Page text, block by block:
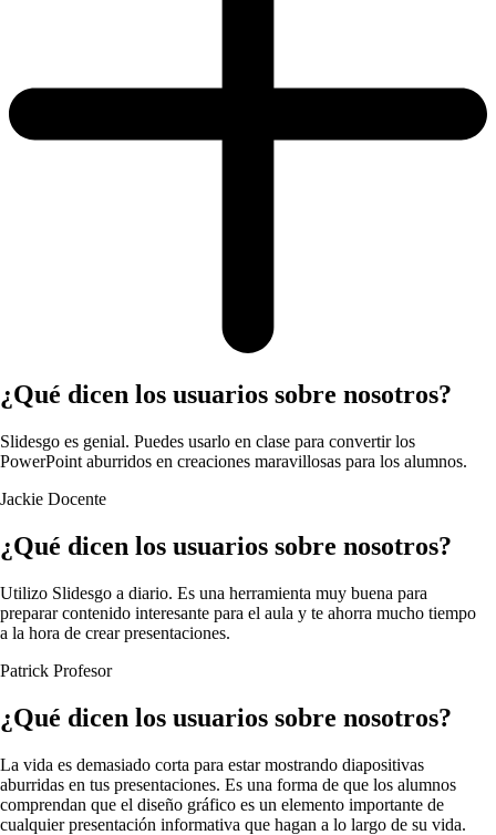
¿Qué dicen los usuarios sobre nosotros?
Slidesgo es genial. Puedes usarlo en clase para convertir los
PowerPoint aburridos en creaciones maravillosas para los alumnos.
Jackie Docente
¿Qué dicen los usuarios sobre nosotros?
Utilizo Slidesgo a diario. Es una herramienta muy buena para
preparar contenido interesante para el aula y te ahorra mucho tiempo
a la hora de crear presentaciones.
Patrick Profesor
¿Qué dicen los usuarios sobre nosotros?
La vida es demasiado corta para estar mostrando diapositivas
aburridas en tus presentaciones. Es una forma de que los alumnos
comprendan que el diseño gráfico es un elemento importante de
cualquier presentación informativa que hagan a lo largo de su vida.